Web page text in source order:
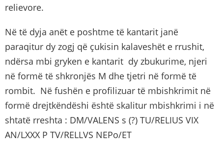
relievore.
Në të dyja anët e poshtme të kantarit janë
paraqitur dy zogj që çukisin kalaveshët e rrushit,
ndërsa mbi gryken e kantarit dy zbukurime, njeri
në formë të shkronjës M dhe tjetri në formë të
rombit. Në fushën e profilizuar të mbishkrimit në
formë drejtkëndëshi është skalitur mbishkrimi i në
shtatë rreshta : DM/VALENS s (?) TU/RELIUS VIX
AN/LXXX P TV/RELLVS NEPo/ET